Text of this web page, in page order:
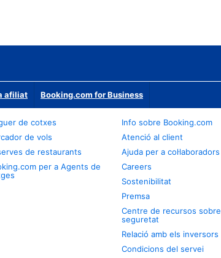
afiliat Booking.com for Business
de cotxes
de vols
de restaurants
per a Agents de
Info sobre Booking.com
Atenció al client
Ajuda per a col·laboradors
Careers
Sostenibilitat
Premsa
Centre de recursos sobre
seguretat
Relació amb els inversors
Condicions del servei